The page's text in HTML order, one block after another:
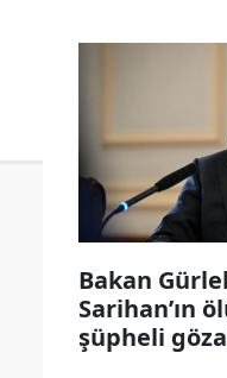
Bakan
Sarihan’ın
şüpheli